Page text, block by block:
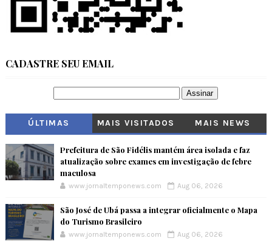
CADASTRE SEU EMAIL
ÚLTIMAS MAIS VISITADOS MAIS NEWS
Prefeitura de São Fidélis mantém área isolada e faz
atualização sobre exames em investigação de febre
maculosa
www.jornaltemponews.com Aug 06, 2026
São José de Ubá passa a integrar oficialmente o Mapa
do Turismo Brasileiro
www.jornaltemponews.com Aug 06, 2026